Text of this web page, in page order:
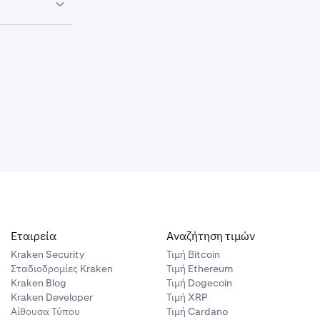
ετικέτα
της
Εταιρεία
Kraken Security
Σταδιοδρομίες Kraken
Kraken Blog
Kraken Developer
Αίθουσα Τύπου
Αναζήτηση τιμών
Τιμή Βitcoin
Τιμή Ethereum
Τιμή Dogecoin
Τιμή XRP
Τιμή Cardano